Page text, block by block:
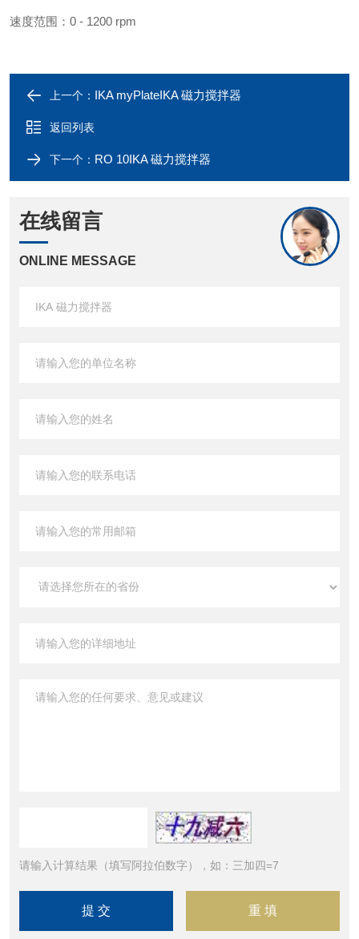
速度范围：0 - 1200 rpm
上一个： IKA myPlateIKA 磁力搅拌器
返回列表
下一个： RO 10IKA 磁力搅拌器
在线留言
ONLINE MESSAGE
请输入计算结果（填写阿拉伯数字），如：三加四=7